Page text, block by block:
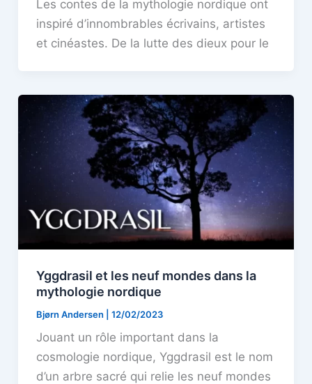
Les contes de la mythologie nordique ont
inspiré d’innombrables écrivains, artistes
et cinéastes. De la lutte des dieux pour le
Yggdrasil et les neuf mondes dans la
mythologie nordique
Bjørn Andersen 12/02/2023
Jouant un rôle important dans la
cosmologie nordique, Yggdrasil est le nom
d’un arbre sacré qui relie les neuf mondes